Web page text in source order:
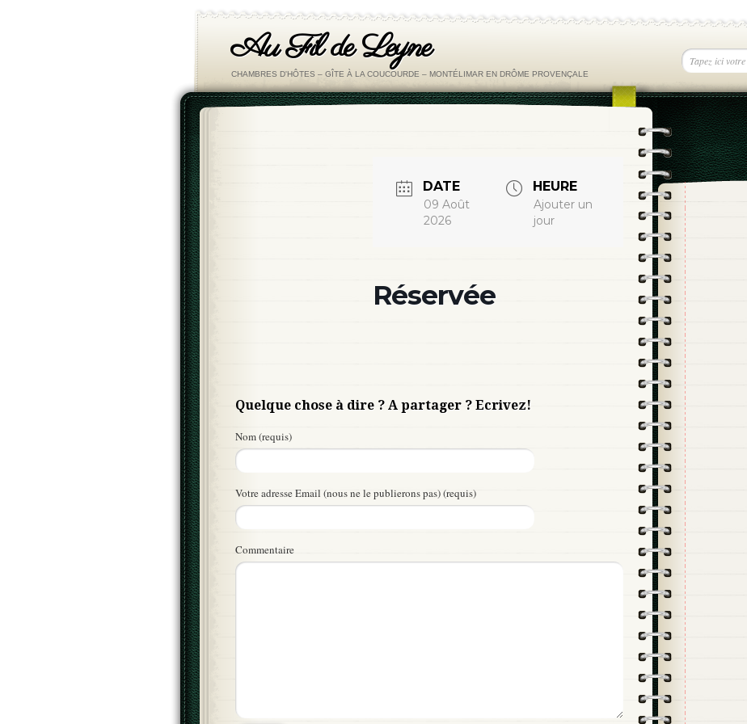
Au Fil de Leyne
CHAMBRES D'HÔTES – GÎTE À LA COUCOURDE – MONTÉLIMAR EN DRÔME PROVENÇALE
DATE
09 Août
2026
HEURE
Ajouter un
jour
Réservée
Quelque chose à dire ? A partager ? Ecrivez!
Nom (requis)
Votre adresse Email (nous ne le publierons pas) (requis)
Commentaire